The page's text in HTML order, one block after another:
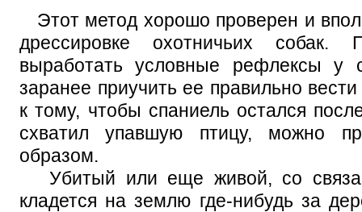
Этот метод хорошо проверен и
дрессировке охотничьих собак.
выработать условные рефлексы у
заранее приучить ее правильно
к тому, чтобы спаниель остался
схватил упавшую птицу, можно
образом.
Убитый или еще живой, со
кладется на землю где-нибудь за